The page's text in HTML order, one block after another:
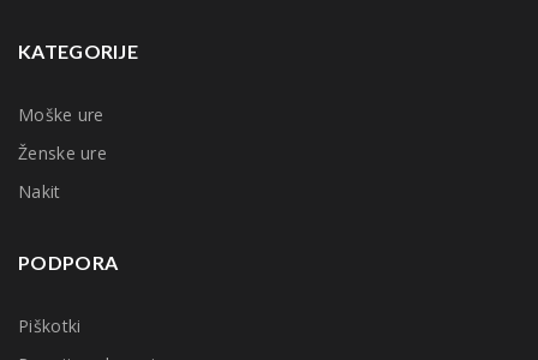
KATEGORIJE
Moške ure
Ženske ure
Nakit
PODPORA
Piškotki